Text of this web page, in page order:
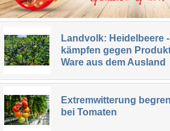
Landvolk: Heidelbeere
kämpfen gegen
Ware aus dem Ausland
Extremwitterung
bei Tomaten